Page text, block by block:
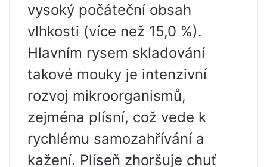
vysoký počáteční obsah
vlhkosti (více než 15,0 %).
Hlavním rysem skladování
takové mouky je intenzivní
rozvoj mikroorganismů,
zejména plísní, což vede k
rychlému samozahřívání a
kažení. Plíseň zhoršuje chuť